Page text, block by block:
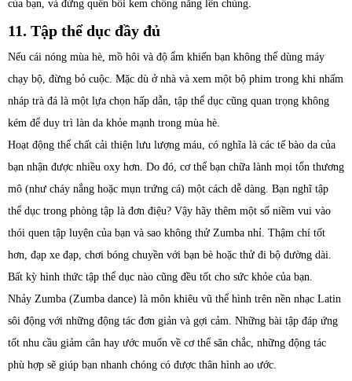
của bạn, và đừng quên bôi kem chống nắng lên chúng.
11. Tập thể dục đầy đủ
Nếu cái nóng mùa hè, mồ hôi và độ ẩm khiến bạn không thể dùng máy
chạy bộ, đừng bỏ cuộc. Mặc dù ở nhà và xem một bộ phim trong khi nhấm
nháp trà đá là một lựa chọn hấp dẫn, tập thể dục cũng quan trọng không
kém để duy trì làn da khỏe mạnh trong mùa hè.
Hoạt động thể chất cải thiện lưu lượng máu, có nghĩa là các tế bào da của
bạn nhận được nhiều oxy hơn. Do đó, cơ thể bạn chữa lành mọi tổn thương
mô (như cháy nắng hoặc mụn trứng cá) một cách dễ dàng. Bạn nghĩ tập
thể dục trong phòng tập là đơn điệu? Vậy hãy thêm một số niềm vui vào
thói quen tập luyện của bạn và sao không thử Zumba nhỉ. Thậm chí tốt
hơn, đạp xe đạp, chơi bóng chuyền với bạn bè hoặc thử đi bộ đường dài.
Bất kỳ hình thức tập thể dục nào cũng đều tốt cho sức khỏe của bạn.
Nhảy Zumba (Zumba dance) là môn khiêu vũ thể hình trên nền nhạc Latin
sôi động với những động tác đơn giản và gợi cảm. Những bài tập đáp ứng
tốt nhu cầu giảm cân hay ước muốn về cơ thể săn chắc, những động tác
phù hợp sẽ giúp bạn nhanh chóng có được thân hình ao ước.